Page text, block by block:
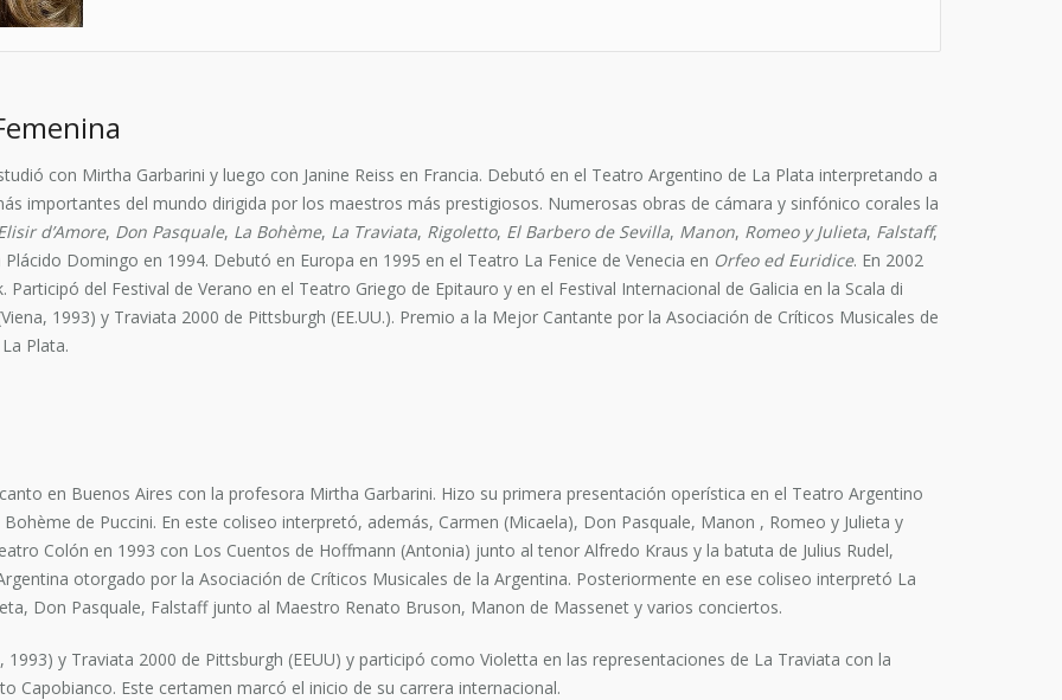
con Mirtha Garbarini y luego con Janine Reiss en Francia. Debutó en el Teatro Argentino de La Plata interpretando a
importantes del mundo dirigida por los maestros más prestigiosos. Numerosas obras de cámara y sinfónico corales la
d’Amore, Don Pasquale, La Bohème, La Traviata, Rigoletto, El Barbero de Sevilla, Manon, Romeo y Julieta, Falstaff,
Plácido Domingo en 1994. Debutó en Europa en 1995 en el Teatro La Fenice de Venecia en Orfeo ed Euridice. En 2002
del Festival de Verano en el Teatro Griego de Epitauro y en el Festival Internacional de Galicia en la Scala di
1993) y Traviata 2000 de Pittsburgh (EE.UU.). Premio a la Mejor Cantante por la Asociación de Críticos Musicales de
Plata.
en Buenos Aires con la profesora Mirtha Garbarini. Hizo su primera presentación operística en el Teatro Argentino
de Puccini. En este coliseo interpretó, además, Carmen (Micaela), Don Pasquale, Manon , Romeo y Julieta y
Colón en 1993 con Los Cuentos de Hoffmann (Antonia) junto al tenor Alfredo Kraus y la batuta de Julius Rudel,
otorgado por la Asociación de Críticos Musicales de la Argentina. Posteriormente en ese coliseo interpretó La
Don Pasquale, Falstaff junto al Maestro Renato Bruson, Manon de Massenet y varios conciertos.
y Traviata 2000 de Pittsburgh (EEUU) y participó como Violetta en las representaciones de La Traviata con la
Capobianco. Este certamen marcó el inicio de su carrera internacional.